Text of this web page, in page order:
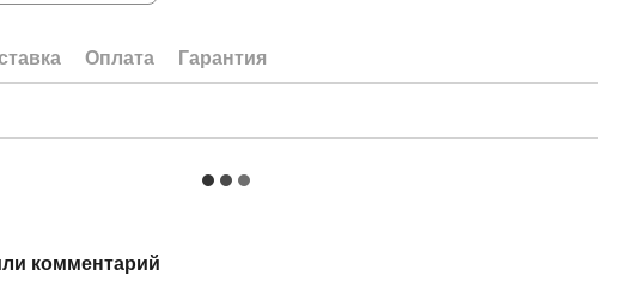
Оплата Гарантия
комментарий